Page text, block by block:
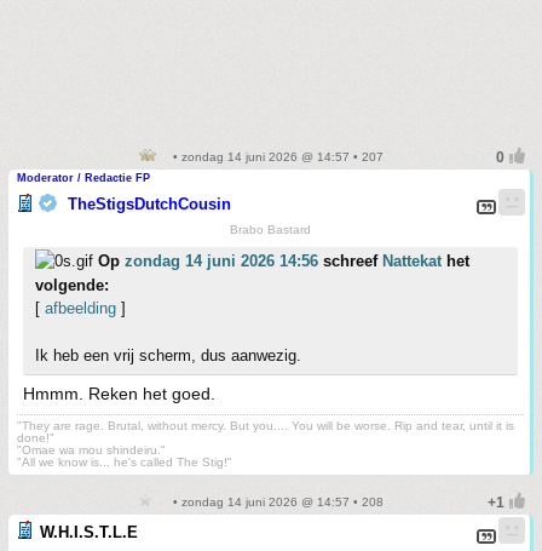
• zondag 14 juni 2026 @ 14:57 • 207
Moderator / Redactie FP
TheStigsDutchCousin
Brabo Bastard
Op zondag 14 juni 2026 14:56 schreef Nattekat het
volgende:
[ afbeelding ]
Ik heb een vrij scherm, dus aanwezig.
Hmmm. Reken het goed.
"They are rage. Brutal, without mercy. But you.... You will be worse. Rip and tear, until it is
done!"
"Omae wa mou shindeiru."
"All we know is... he's called The Stig!"
• zondag 14 juni 2026 @ 14:57 • 208
W.H.I.S.T.L.E